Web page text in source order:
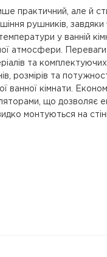
практичний, але й
рушників,
у ванній
атмосфери.
та
розмірів та
кімнати.
що дозволяє
монтуються на стіні.